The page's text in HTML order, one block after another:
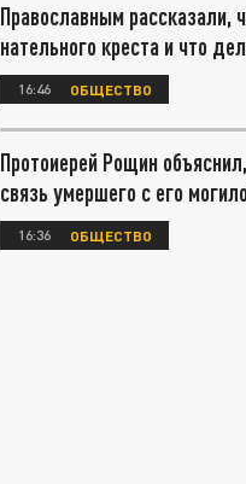
Православным рассказали,
нательного креста и что
16:46 ОБЩЕСТВО
Протоиерей Рощин
связь умершего с его
16:36 ОБЩЕСТВО